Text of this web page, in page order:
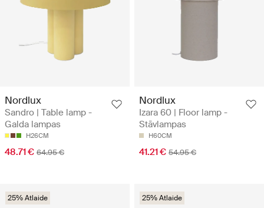
Nordlux
Sandro | Table lamp -
Galda lampas
H26CM
48.71 € 64.95 €
Nordlux
Izara 60 | Floor lamp -
Stāvlampas
H60CM
41.21 € 54.95 €
25% Atlaide 25% Atlaide